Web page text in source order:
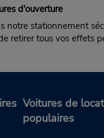
d'ouverture
notre stationnement
retirer tous vos effets
Voitures de
populaires